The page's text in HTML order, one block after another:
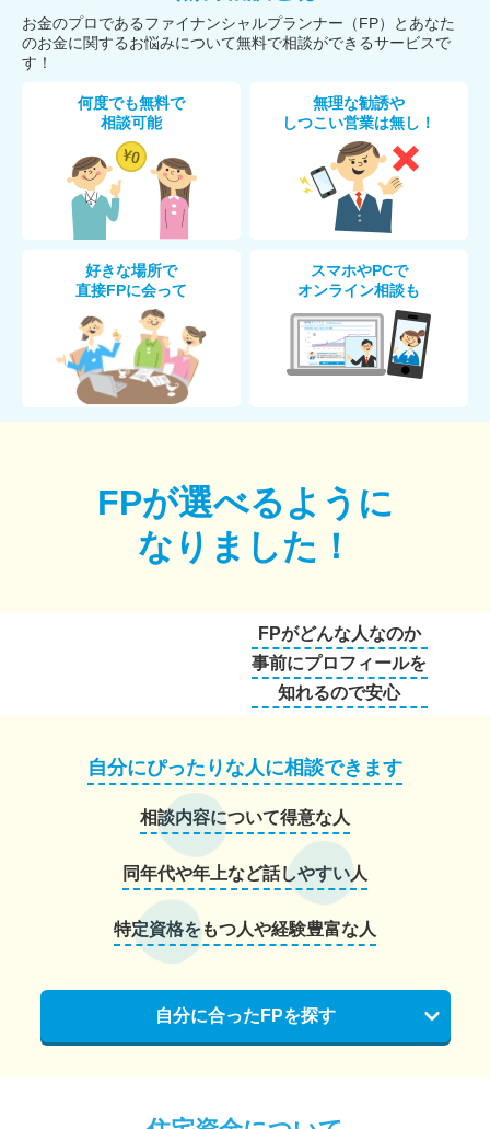
お金のプロであるファイナンシャルプランナー（FP）とあなた
のお金に関するお悩みについて無料で相談ができるサービスで
す！
何度でも無料で
相談可能
無理な勧誘や
しつこい営業は無し！
好きな場所で
直接FPに会って
スマホやPCで
オンライン相談も
FPが選べるように
なりました！
FPがどんな人なのか
事前にプロフィールを
知れるので安心
自分にぴったりな人に相談できます
相談内容について得意な人
同年代や年上など話しやすい人
特定資格をもつ人や経験豊富な人
自分に合ったFPを探す